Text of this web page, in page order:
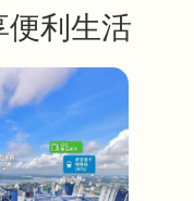
利生活